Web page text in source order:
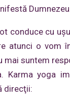
conduce cu
atunci o vom
mai suntem
yoga
direcţii: